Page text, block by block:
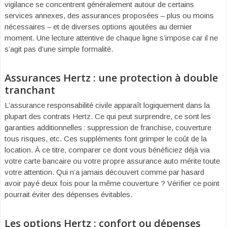
vigilance se concentrent généralement autour de certains
services annexes, des assurances proposées – plus ou moins
nécessaires – et de diverses options ajoutées au dernier
moment. Une lecture attentive de chaque ligne s’impose car il ne
s’agit pas d’une simple formalité.
Assurances Hertz : une protection à double
tranchant
L’assurance responsabilité civile apparaît logiquement dans la
plupart des contrats Hertz. Ce qui peut surprendre, ce sont les
garanties additionnelles : suppression de franchise, couverture
tous risques, etc. Ces suppléments font grimper le coût de la
location. À ce titre, comparer ce dont vous bénéficiez déjà via
votre carte bancaire ou votre propre assurance auto mérite toute
votre attention. Qui n’a jamais découvert comme par hasard
avoir payé deux fois pour la même couverture ? Vérifier ce point
pourrait éviter des dépenses évitables.
Les options Hertz : confort ou dépenses